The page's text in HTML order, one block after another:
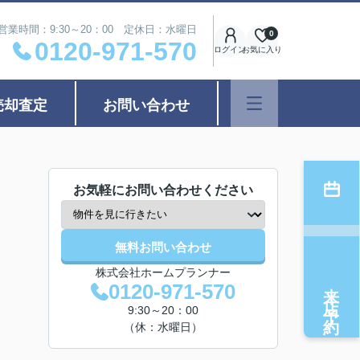
業時間：9:30～20：00 定休日：水曜日
0120-971-570 ログインお気に入り
0
却査定 お問い合わせ
お気軽にお問い合わせください
無料お問い合わせ
株式会社ホームプランナー
0120-971-570
9:30～20：00
（休：水曜日）
来店予約